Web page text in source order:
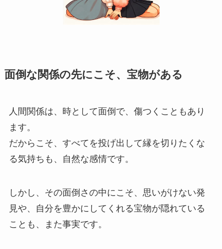
面倒な関係の先にこそ、宝物がある
人間関係は、時として面倒で、傷つくこともあり
ます。
だからこそ、すべてを投げ出して縁を切りたくな
る気持ちも、自然な感情です。
しかし、その面倒さの中にこそ、思いがけない発
見や、自分を豊かにしてくれる宝物が隠れている
ことも、また事実です。